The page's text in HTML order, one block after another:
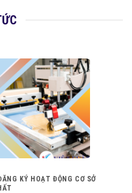
KÝ HOẠT ĐỘNG CƠ SỞ